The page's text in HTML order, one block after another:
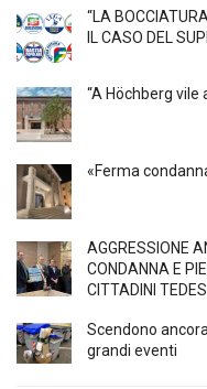
“LA
IL CASO DEL
“A Höchberg
«Ferma
AGGRESSIONE
CONDANNA E
CITTADINI
Scendono
grandi eventi